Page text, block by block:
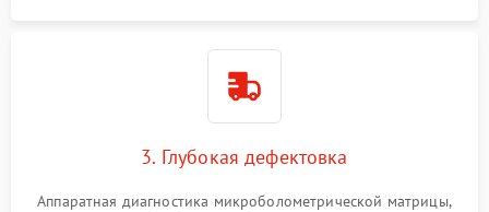
3. Глубокая дефектовка
Аппаратная диагностика микроболометрической матрицы,